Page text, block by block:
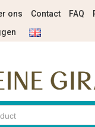
ons Contact FAQ